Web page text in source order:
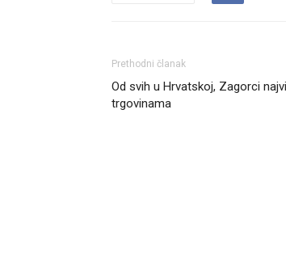
Prethodni članak
Od svih u Hrvatskoj, Zagorci
trgovinama